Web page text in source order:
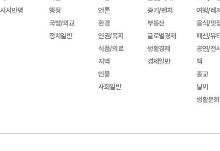
시사만평
행정
국방/외교
정치일반
언론
환경
인권/복지
식품/의료
지역
인물
사회일반
중기/벤처
부동산
글로벌경제
생활경제
경제일반
여행/레
음식/맛
패션/뷰
공연/전
책
종교
날씨
생활문